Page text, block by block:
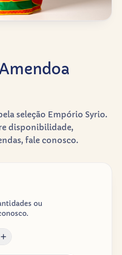
seleção Empório Syrio.
disponibilidade,
fale conosco.
ou